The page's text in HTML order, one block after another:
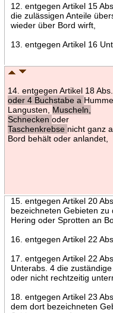
12. entgegen Artikel 15
die zulässigen Anteile
wieder über Bord wirft,
13. entgegen Artikel 16
14. entgegen Artikel 18
oder 4 Buchstabe a
Langusten, Muscheln,
Schnecken oder
Taschenkrebse nicht ganz
Bord behält oder anlandet,
15. entgegen Artikel 20
bezeichneten Gebieten
Hering oder Sprotten an
16. entgegen Artikel 22
17. entgegen Artikel 22
Unterabs. 4 die
oder nicht rechtzeitig
18. entgegen Artikel 23
dem dort bezeichneten